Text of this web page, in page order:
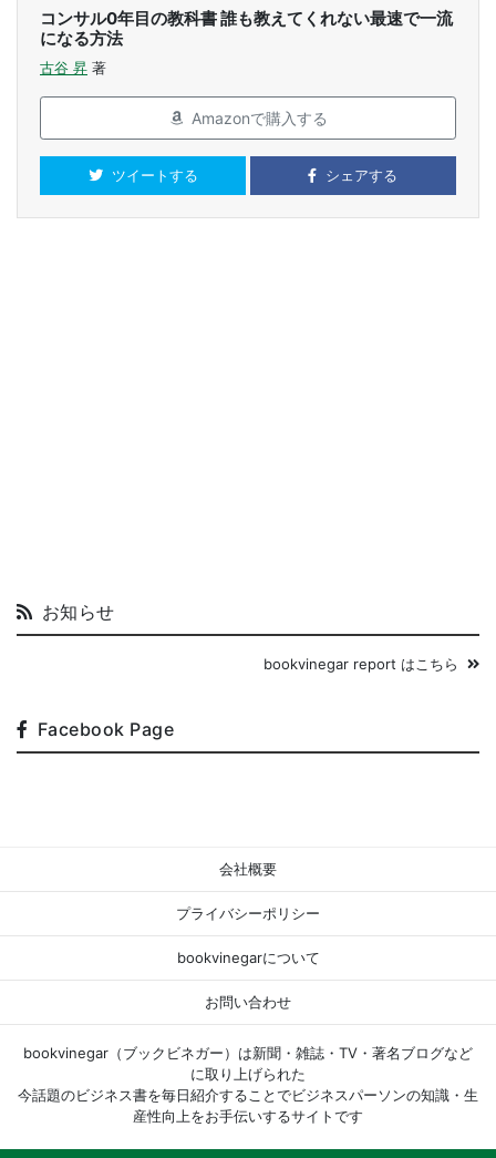
コンサル0年目の教科書 誰も教えてくれない最速で一流
になる方法
古谷 昇 著
Amazonで購入する
ツイートする シェアする
お知らせ
bookvinegar report はこちら
Facebook Page
会社概要
プライバシーポリシー
bookvinegarについて
お問い合わせ
bookvinegar（ブックビネガー）は新聞・雑誌・TV・著名ブログなど
に取り上げられた
今話題のビジネス書を毎日紹介することでビジネスパーソンの知識・生
産性向上をお手伝いするサイトです